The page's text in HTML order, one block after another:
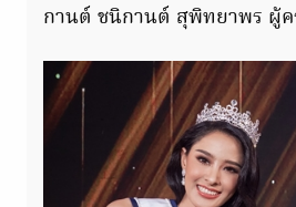
กานต์ ชนิกานต์ สุพิทยาพร ผู้ค